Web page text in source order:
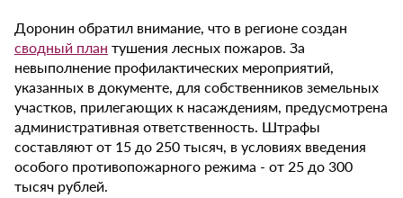
Доронин обратил внимание, что в регионе создан
сводный план тушения лесных пожаров. За
невыполнение профилактических мероприятий,
указанных в документе, для собственников земельных
участков, прилегающих к насаждениям, предусмотрена
административная ответственность. Штрафы
составляют от 15 до 250 тысяч, в условиях введения
особого противопожарного режима - от 25 до 300
тысяч рублей.